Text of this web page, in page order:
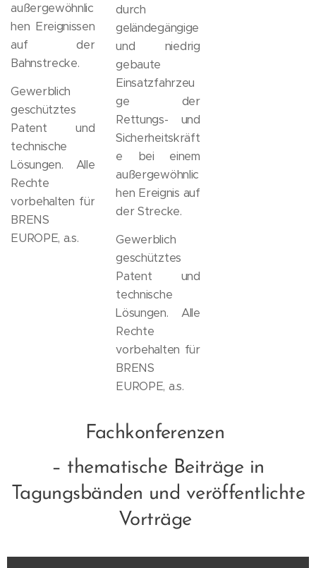
außergewöhnlic
hen Ereignissen
auf der
Bahnstrecke.
Gewerblich
geschütztes
Patent und
technische
Lösungen. Alle
Rechte
vorbehalten für
BRENS
EUROPE, a.s.
durch
geländegängige
und niedrig
gebaute
Einsatzfahrzeu
ge der
Rettungs- und
Sicherheitskräft
e bei einem
außergewöhnlic
hen Ereignis auf
der Strecke.
Gewerblich
geschütztes
Patent und
technische
Lösungen. Alle
Rechte
vorbehalten für
BRENS
EUROPE, a.s.
Fachkonferenzen
– thematische Beiträge in
Tagungsbänden und veröffentlichte
Vorträge